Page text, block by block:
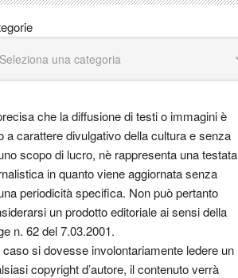
che la diffusione di testi o immagini è
a carattere divulgativo della cultura e senza
scopo di lucro, nè rappresenta una testata
in quanto viene aggiornata senza
periodicità specifica. Non può pertanto
un prodotto editoriale ai sensi della
n. 62 del 7.03.2001.
caso si dovesse involontariamente ledere un
copyright d’autore, il contenuto verrà